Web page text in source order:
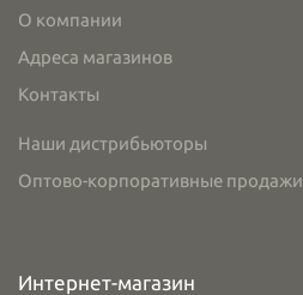
О компании
Адреса магазинов
Контакты
Наши дистрибьюторы
Оптово-корпоративные продажи
Интернет-магазин